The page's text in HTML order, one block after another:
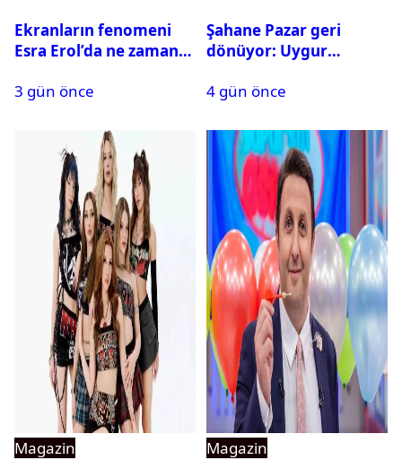
Ekranların fenomeni
Esra Erol’da ne zaman
3 gün önce
Şahane Pazar geri
dönüyor: Uygur
açıklama geldi
4 gün önce
Magazin
Magazin